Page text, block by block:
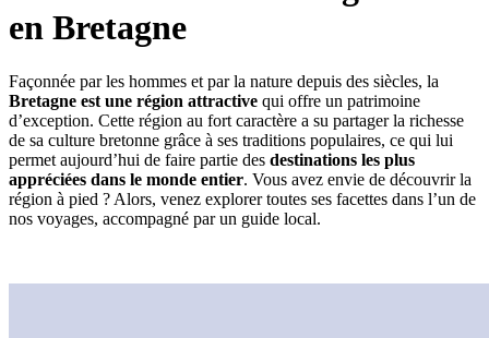
en Bretagne
Façonnée par les hommes et par la nature depuis des siècles, la
Bretagne est une région attractive qui offre un patrimoine
d’exception. Cette région au fort caractère a su partager la richesse
de sa culture bretonne grâce à ses traditions populaires, ce qui lui
permet aujourd’hui de faire partie des destinations les plus
appréciées dans le monde entier. Vous avez envie de découvrir la
région à pied ? Alors, venez explorer toutes ses facettes dans l’un de
nos voyages, accompagné par un guide local.